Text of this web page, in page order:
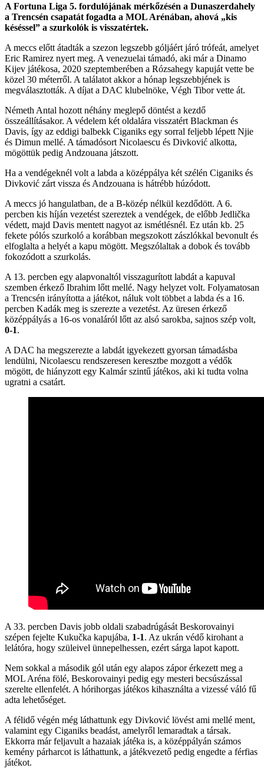
A Fortuna Liga 5. fordulójának mérkőzésén a Dunaszerdahely
a Trencsén csapatát fogadta a MOL Arénában, ahová „kis
késéssel” a szurkolók is visszatértek.
A meccs előtt átadták a szezon legszebb góljáért járó trófeát, amelyet
Eric Ramirez nyert meg. A venezuelai támadó, aki már a Dinamo
Kijev játékosa, 2020 szeptemberében a Rózsahegy kapuját vette be
közel 30 méterről. A találatot akkor a hónap legszebbjének is
megválasztották. A díjat a DAC klubelnöke, Végh Tibor vette át.
Németh Antal hozott néhány meglepő döntést a kezdő
összeállításakor. A védelem két oldalára visszatért Blackman és
Davis, így az eddigi balbekk Ciganiks egy sorral feljebb lépett Njie
és Dimun mellé. A támadósort Nicolaescu és Divković alkotta,
mögöttük pedig Andzouana játszott.
Ha a vendégeknél volt a labda a középpálya két szélén Ciganiks és
Divković zárt vissza és Andzouana is hátrébb húzódott.
A meccs jó hangulatban, de a B-közép nélkül kezdődött. A 6.
percben kis híján vezetést szereztek a vendégek, de előbb Jedlička
védett, majd Davis mentett nagyot az ismétlésnél. Ez után kb. 25
fekete pólós szurkoló a korábban megszokott zászlókkal bevonult és
elfoglalta a helyét a kapu mögött. Megszólaltak a dobok és tovább
fokozódott a szurkolás.
A 13. percben egy alapvonaltól visszagurított labdát a kapuval
szemben érkező Ibrahim lőtt mellé. Nagy helyzet volt. Folyamatosan
a Trencsén irányította a játékot, náluk volt többet a labda és a 16.
percben Kadák meg is szerezte a vezetést. Az üresen érkező
középpályás a 16-os vonaláról lőtt az alsó sarokba, sajnos szép volt,
0-1.
A DAC ha megszerezte a labdát igyekezett gyorsan támadásba
lendülni, Nicolaescu rendszeresen keresztbe mozgott a védők
mögött, de hiányzott egy Kalmár szintű játékos, aki ki tudta volna
ugratni a csatárt.
A 33. percben Davis jobb oldali szabadrúgását Beskorovainyi
szépen fejelte Kukučka kapujába, 1-1. Az ukrán védő kirohant a
lelátóra, hogy szüleivel ünnepelhessen, ezért sárga lapot kapott.
Nem sokkal a második gól után egy alapos zápor érkezett meg a
MOL Aréna fölé, Beskorovainyi pedig egy mesteri becsúszással
szerelte ellenfelét. A hórihorgas játékos kihasználta a vizessé váló fű
adta lehetőséget.
A félidő végén még láthattunk egy Divković lövést ami mellé ment,
valamint egy Ciganiks beadást, amelyről lemaradtak a társak.
Ekkorra már feljavult a hazaiak játéka is, a középpályán számos
kemény párharcot is láthattunk, a játékvezető pedig engedte a férfias
játékot.